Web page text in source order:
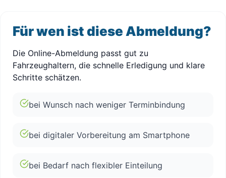
Für wen ist diese Abmeldung?
Die Online-Abmeldung passt gut zu
Fahrzeughaltern, die schnelle Erledigung und klare
Schritte schätzen.
bei Wunsch nach weniger Terminbindung
bei digitaler Vorbereitung am Smartphone
bei Bedarf nach flexibler Einteilung